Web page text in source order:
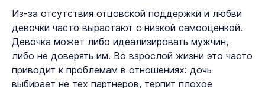
Из-за отсутствия отцовской поддержки и любви
девочки часто вырастают с низкой самооценкой.
Девочка может либо идеализировать мужчин,
либо не доверять им. Во взрослой жизни это часто
приводит к проблемам в отношениях: дочь
выбирает не тех партнеров, терпит плохое